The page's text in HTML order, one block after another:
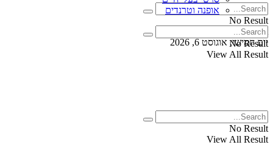
No Result
View All Result
יום חמישי, אוגוסט 6, 2026
אופנה וטרנדים
No Result
View All Result
No Result
View All Result